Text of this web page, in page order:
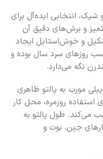
شیک، انتخابی ایده‌آل برای
و برش‌های دقیق آن
و خوش‌استایل ایجاد
روزهای سرد سال بوده و
نگه می‌دارد.
مورب به پالتو ظاهری
روزمره، محل کار
می‌کند. طول پالتو به
جین، بوت و